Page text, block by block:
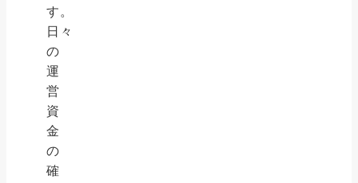
す。
日々
の
運
営
資
金
の
確